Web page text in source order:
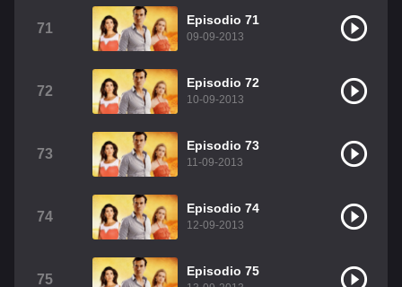
71
Episodio 71
09-09-2013
72
Episodio 72
10-09-2013
73
Episodio 73
11-09-2013
74
Episodio 74
12-09-2013
75
Episodio 75